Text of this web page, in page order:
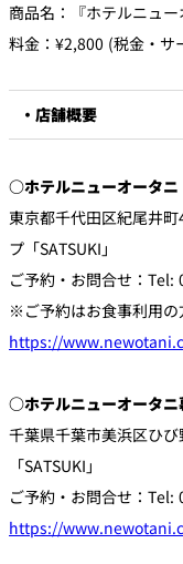
商品名：『ホテルニュ
料金：¥2,800 (税金・サ
・店舗概要
○ホテルニューオータニ
東京都千代田区紀尾井
プ「SATSUKI」
ご予約・お問合せ：Tel:
※ご予約はお食事利用の
https://
○ホテルニューオータニ
千葉県千葉市美浜区ひ
「SATSUKI」
ご予約・お問合せ：Tel:
https://